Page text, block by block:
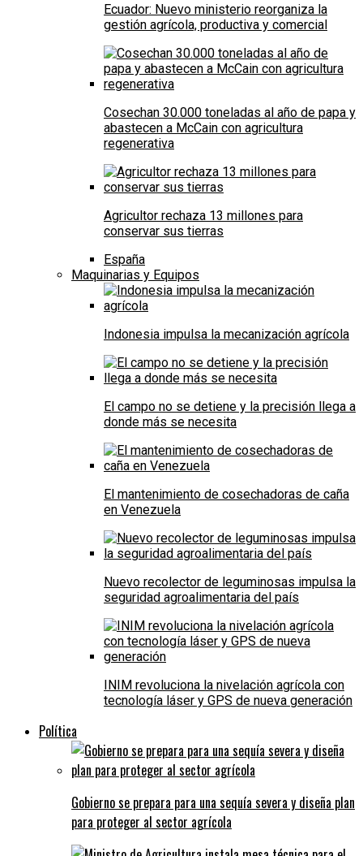
Ecuador: Nuevo ministerio reorganiza la
gestión agrícola, productiva y comercial
Cosechan 30.000 toneladas al año de papa y
abastecen a McCain con agricultura
regenerativa
Agricultor rechaza 13 millones para
conservar sus tierras
España
Maquinarias y Equipos
Indonesia impulsa la mecanización agrícola
El campo no se detiene y la precisión llega a
donde más se necesita
El mantenimiento de cosechadoras de caña
en Venezuela
Nuevo recolector de leguminosas impulsa la
seguridad agroalimentaria del país
INIM revoluciona la nivelación agrícola con
tecnología láser y GPS de nueva generación
Política
Gobierno se prepara para una sequía severa y diseña plan
para proteger al sector agrícola